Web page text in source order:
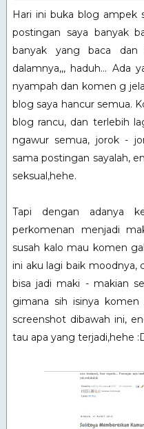
Hari ini buka blog ampek
postingan saya banyak
banyak yang baca
dalamnya,,, haduh...
nyampah dan komen g
blog saya hancur semua.
blog rancu, dan terlebih
ngawur semua, jorok -
sama postingan sayalah,
seksual,hehe.
Tapi dengan adanya
perkomenan menjadi
susah kalo mau komen
ini aku lagi baik moodnya,
bisa jadi maki - makian
gimana sih isinya
screenshot dibawah ini,
tau apa yang terjadi,hehe